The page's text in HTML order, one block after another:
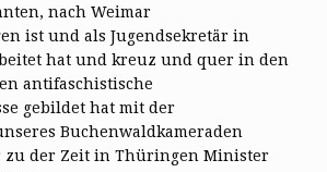
nach Weimar
ist und als Jugendsekretär in
hat und kreuz und quer in den
antifaschistische
gebildet hat mit der
Buchenwaldkameraden
zu der Zeit in Thüringen Minister